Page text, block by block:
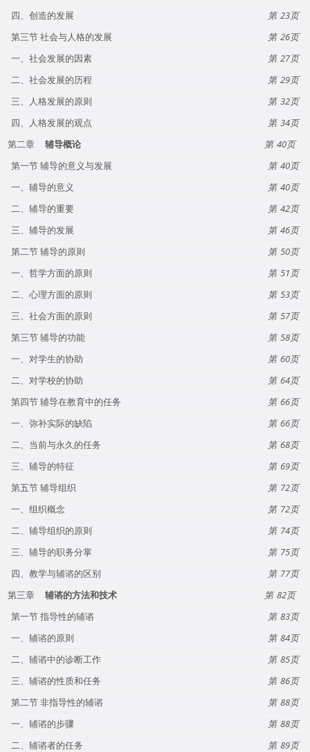
四、创造的发展
23
第三节 社会与人格的发展
26
一、社会发展的因素
27
二、社会发展的历程
29
三、人格发展的原则
32
四、人格发展的观点
34
第二章
辅导概论
40
第一节 辅导的意义与发展
40
一、辅导的意义
40
二、辅导的重要
42
三、辅导的发展
46
第二节 辅导的原则
50
一、哲学方面的原则
51
二、心理方面的原则
53
三、社会方面的原则
57
第三节 辅导的功能
58
一、对学生的协助
60
二、对学校的协助
64
第四节 辅导在教育中的任务
66
一、弥补实际的缺陷
66
二、当前与永久的任务
68
三、辅导的特征
69
第五节 辅导组织
72
一、组织概念
72
二、辅导组织的原则
74
三、辅导的职务分掌
75
四、教学与辅谘的区别
77
第三章
辅谘的方法和技术
82
第一节 指导性的辅谘
83
一、辅谘的原则
84
二、辅谘中的诊断工作
85
三、辅谘的性质和任务
86
第二节 非指导性的辅谘
88
一、辅谘的步骤
88
二、辅谘者的任务
89